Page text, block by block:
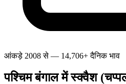
आंकड़े 2008 से — 14,706+ दैनिक भाव
पश्चिम बंगाल में स्क्वैश